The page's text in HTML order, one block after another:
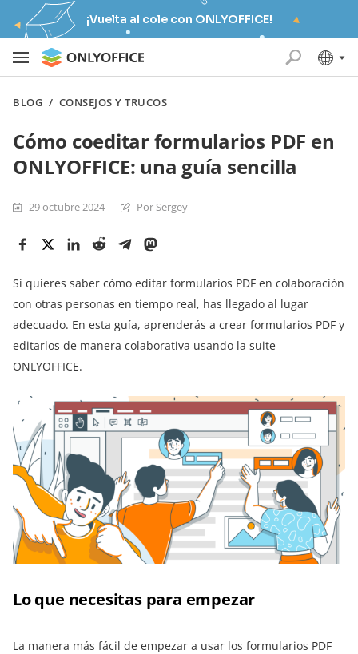
¡Vuelta al cole con ONLYOFFICE!
BLOG / CONSEJOS Y TRUCOS
Cómo coeditar formularios PDF en
ONLYOFFICE: una guía sencilla
29 octubre 2024 Por Sergey
Si quieres saber cómo editar formularios PDF en colaboración
con otras personas en tiempo real, has llegado al lugar
adecuado. En esta guía, aprenderás a crear formularios PDF y
editarlos de manera colaborativa usando la suite
ONLYOFFICE.
Lo que necesitas para empezar
La manera más fácil de empezar a usar los formularios PDF